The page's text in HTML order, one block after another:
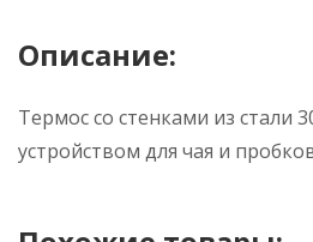
Описание:
Термос со стенками из стали
устройством для чая и